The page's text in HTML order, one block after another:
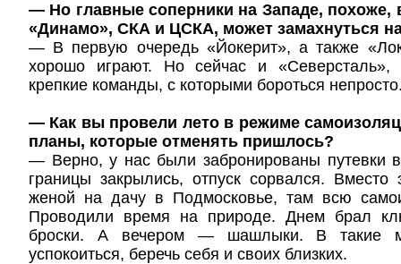
— Но главные соперники на Западе, похоже,
«Динамо», СКА и ЦСКА, может замахнуться
— В первую очередь «Йокерит», а также
хорошо играют. Но сейчас и
крепкие команды, с которыми бороться
— Как вы провели лето в режиме
планы, которые отменять пришлось?
— Верно, у нас были забронированы путевки
границы закрылись, отпуск сорвался. Вместо
женой на дачу в Подмосковье, там всю
Проводили время на природе. Днем брал
броски. А вечером — шашлыки. В такие
успокоиться, беречь себя и своих близких.